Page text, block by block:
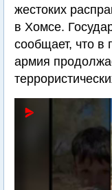
жестоких
в Хомсе.
сообщает, что в
армия